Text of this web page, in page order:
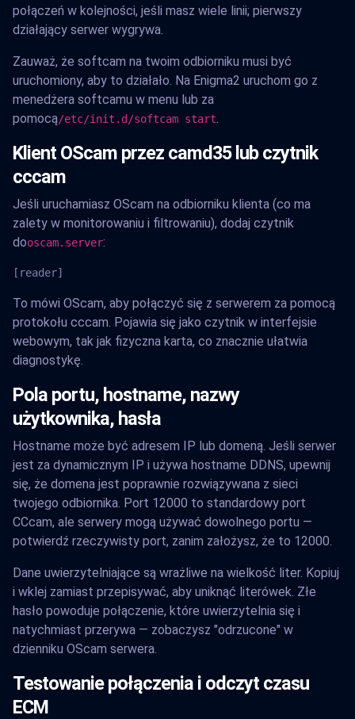
połączeń w kolejności, jeśli masz wiele linii; pierwszy
działający serwer wygrywa.
Zauważ, że softcam na twoim odbiorniku musi być
uruchomiony, aby to działało. Na Enigma2 uruchom go z
menedżera softcamu w menu lub za
pomocą/etc/init.d/softcam start.
Klient OScam przez camd35 lub czytnik
cccam
Jeśli uruchamiasz OScam na odbiorniku klienta (co ma
zalety w monitorowaniu i filtrowaniu), dodaj czytnik
dooscam.server:
[reader]
To mówi OScam, aby połączyć się z serwerem za pomocą
protokołu cccam. Pojawia się jako czytnik w interfejsie
webowym, tak jak fizyczna karta, co znacznie ułatwia
diagnostykę.
Pola portu, hostname, nazwy
użytkownika, hasła
Hostname może być adresem IP lub domeną. Jeśli serwer
jest za dynamicznym IP i używa hostname DDNS, upewnij
się, że domena jest poprawnie rozwiązywana z sieci
twojego odbiornika. Port 12000 to standardowy port
CCcam, ale serwery mogą używać dowolnego portu —
potwierdź rzeczywisty port, zanim założysz, że to 12000.
Dane uwierzytelniające są wrażliwe na wielkość liter. Kopiuj
i wklej zamiast przepisywać, aby uniknąć literówek. Złe
hasło powoduje połączenie, które uwierzytelnia się i
natychmiast przerywa — zobaczysz "odrzucone" w
dzienniku OScam serwera.
Testowanie połączenia i odczyt czasu
ECM